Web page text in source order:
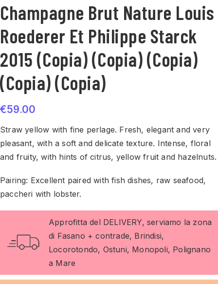
Champagne Brut Nature Louis
Roederer Et Philippe Starck
2015 (Copia) (Copia) (Copia)
(Copia) (Copia)
€59.00
Straw yellow with fine perlage. Fresh, elegant and very
pleasant, with a soft and delicate texture. Intense, floral
and fruity, with hints of citrus, yellow fruit and hazelnuts.
Pairing: Excellent paired with fish dishes, raw seafood,
paccheri with lobster.
Approfitta del DELIVERY, serviamo la zona
di Fasano + contrade, Brindisi,
Locorotondo, Ostuni, Monopoli, Polignano
a Mare